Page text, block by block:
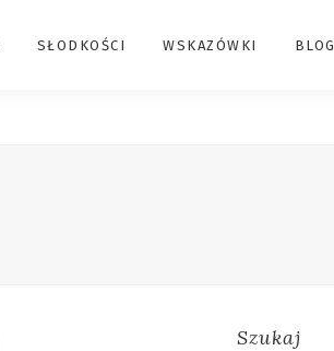
SŁODKOŚCI WSKAZÓWKI BLOG
Szukaj